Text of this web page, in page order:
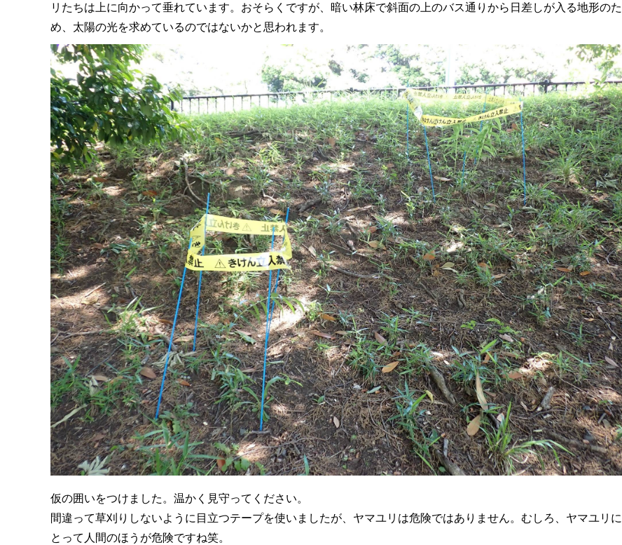
リたちは上に向かって垂れています。おそらくですが、暗い林床で斜面の上のバス通りから日差しが入る地形のた
め、太陽の光を求めているのではないかと思われます。
仮の囲いをつけました。温かく見守ってください。
間違って草刈りしないように目立つテープを使いましたが、ヤマユリは危険ではありません。むしろ、ヤマユリに
とって人間のほうが危険ですね笑。